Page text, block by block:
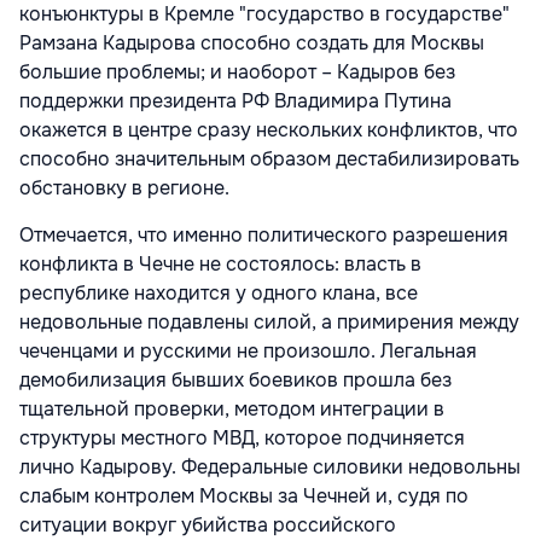
конъюнктуры в Кремле "государство в государстве"
Рамзана Кадырова способно создать для Москвы
большие проблемы; и наоборот – Кадыров без
поддержки президента РФ Владимира Путина
окажется в центре сразу нескольких конфликтов, что
способно значительным образом дестабилизировать
обстановку в регионе.
Отмечается, что именно политического разрешения
конфликта в Чечне не состоялось: власть в
республике находится у одного клана, все
недовольные подавлены силой, а примирения между
чеченцами и русскими не произошло. Легальная
демобилизация бывших боевиков прошла без
тщательной проверки, методом интеграции в
структуры местного МВД, которое подчиняется
лично Кадырову. Федеральные силовики недовольны
слабым контролем Москвы за Чечней и, судя по
ситуации вокруг убийства российского